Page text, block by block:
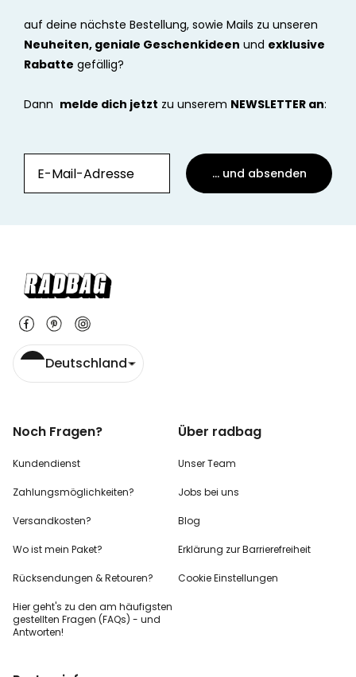
auf deine nächste Bestellung, sowie Mails zu unseren
Neuheiten, geniale Geschenkideen und exklusive
Rabatte gefällig?
Dann melde dich jetzt zu unserem NEWSLETTER an:
... und absenden
Deutschland
Noch Fragen?
Kundendienst
Zahlungsmöglichkeiten?
Versandkosten?
Wo ist mein Paket?
Rücksendungen & Retouren?
Hier geht's zu den am häufigsten
gestellten Fragen (FAQs) - und
Antworten!
Über radbag
Unser Team
Jobs bei uns
Blog
Erklärung zur Barrierefreiheit
Cookie Einstellungen